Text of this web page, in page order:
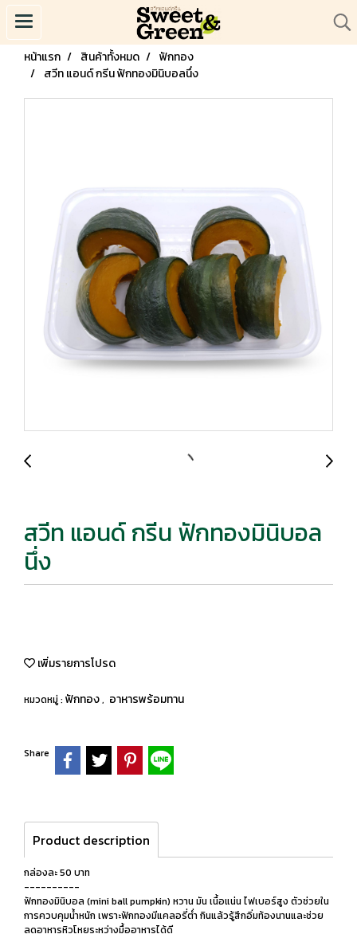
หน้าแรก สินค้าทั้งหมด
ฟักทอง
สวีท แอนด์ กรีน ฟักทองมินิบอลนึ่ง
สวีท แอนด์ กรีน ฟักทองมินิบอล
นึ่ง
เพิ่มรายการโปรด
หมวดหมู่ : ฟักทอง, อาหารพร้อมทาน
Share
Product description
กล่องละ 50 บาท
----------
ฟักทองมินิบอล (mini ball pumpkin) หวาน มัน เนื้อแน่น ไฟเบอร์สูง ตัวช่วยใน
การควบคุมน้ำหนัก เพราะฟักทองมีแคลอรี่ต่ำ กินแล้วรู้สึกอิ่มท้องนานและช่วย
ลดอาหารหิวโหยระหว่างมื้ออาหารได้ดี